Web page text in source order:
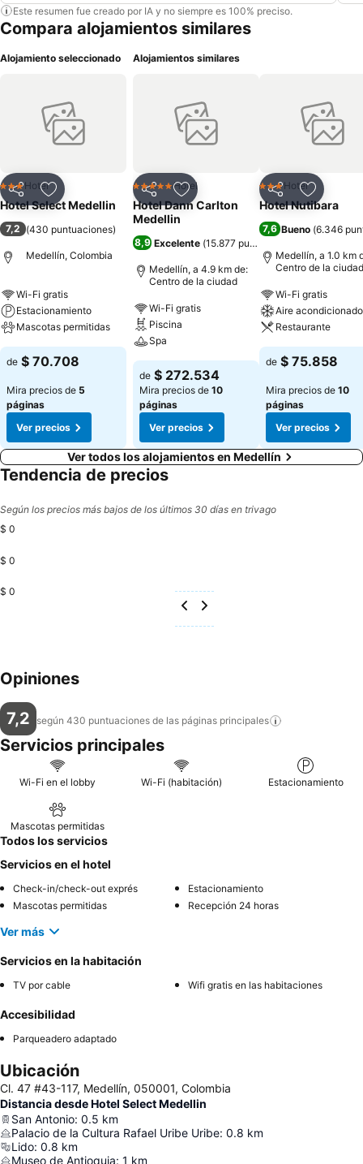
Este resumen fue creado por IA y no siempre es 100% preciso.
Compara alojamientos similares
Alojamiento seleccionado
CompartirAgregar a favoritos
3 Estrellas
Hotel
Hotel Select Medellin
7,2 (430 puntuaciones)
Medellín, Colombia
Wi-Fi gratis
Estacionamiento
Mascotas permitidas
de $ 70.708
Mira precios de 5
páginas
Ver precios
Alojamientos similares
CompartirAgregar a favoritos
5 EstrellasHotel
Hotel Dann Carlton
Medellin
8,9 Excelente (15.877 puntuaciones
Medellín, a 4.9 km de:
Centro de la ciudad
Wi-Fi gratis
Piscina
Spa
de $ 272.534
Mira precios de 10
páginas
Ver precios
CompartirAgregar
3 Estrellas
Hotel
Hotel Nutibara
7,6 Bueno (6.346
Medellín, a 1.0 km
Centro de la ciudad
Wi-Fi gratis
Aire acondicionado
Restaurante
de $ 75.858
Mira precios de 10
páginas
Ver precios
Ver todos los alojamientos en Medellín
Tendencia de precios
Según los precios más bajos de los últimos 30 días en trivago
$ 0
$ 0
$ 0
Opiniones
7,2 según 430 puntuaciones de las páginas principales
Servicios principales
Wi-Fi en el lobby Wi-Fi (habitación) Estacionamiento
Mascotas permitidas
Todos los servicios
Servicios en el hotel
Check-in/check-out exprés
Estacionamiento
Mascotas permitidas
Recepción 24 horas
Ver más
Servicios en la habitación
TV por cable Wifi gratis en las habitaciones
Accesibilidad
Parqueadero adaptado
Ubicación
Cl. 47 #43-117, Medellín, 050001, Colombia
Distancia desde Hotel Select Medellin
San Antonio: 0.5 km
Palacio de la Cultura Rafael Uribe Uribe: 0.8 km
Lido: 0.8 km
Museo de Antioquia: 1 km